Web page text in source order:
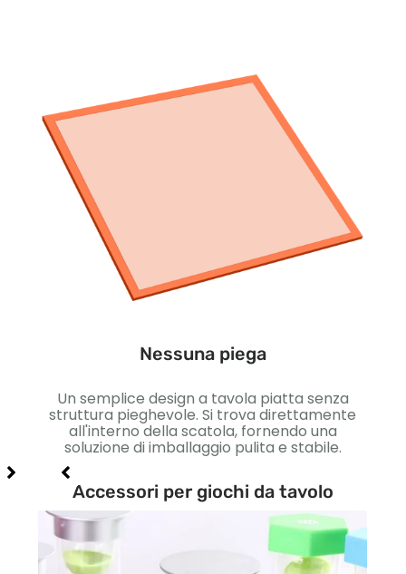
Nessuna piega
Un semplice design a tavola piatta senza
struttura pieghevole. Si trova direttamente
all'interno della scatola, fornendo una
soluzione di imballaggio pulita e stabile.
Accessori per giochi da tavolo